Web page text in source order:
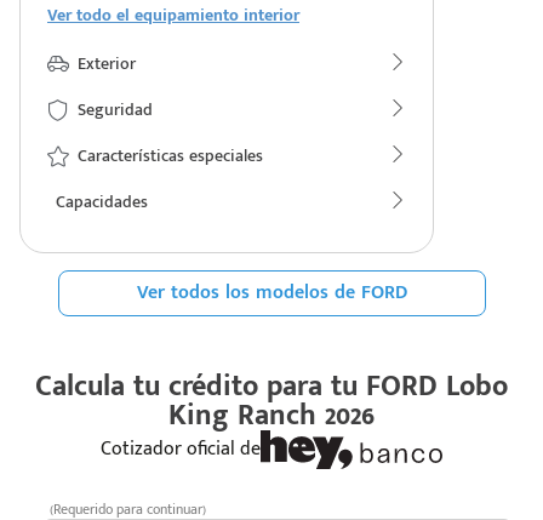
Ver todo el equipamiento interior
Exterior
Seguridad
Características especiales
Capacidades
Ver todos los modelos de FORD
Calcula tu crédito para tu FORD Lobo
King Ranch 2026
Cotizador oficial de
(Requerido para continuar)